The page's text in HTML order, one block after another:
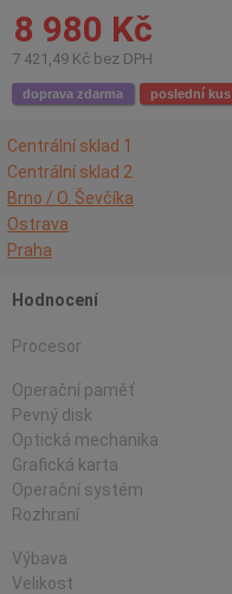
8 980 Kč
7 421,49 Kč bez DPH
doprava zdarma poslední kus
Centrální sklad 1
Centrální sklad 2
Brno / O. Ševčíka
Ostrava
Praha
Hodnocení
Procesor
Operační paměť
Pevný disk
Optická mechanika
Grafická karta
Operační systém
Rozhraní
Výbava
Velikost